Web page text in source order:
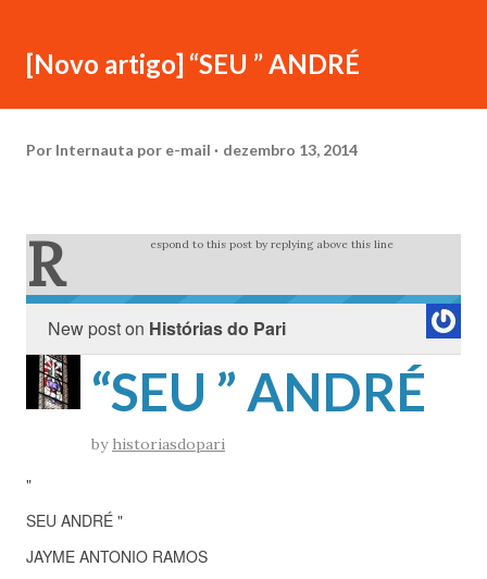
[Novo artigo] “SEU ” ANDRÉ
Por Internauta por e-mail dezembro 13, 2014
R espond to this post by replying above this line
New post on Histórias do Pari
“SEU ” ANDRÉ
by historiasdopari
"
SEU ANDRÉ "
JAYME ANTONIO RAMOS